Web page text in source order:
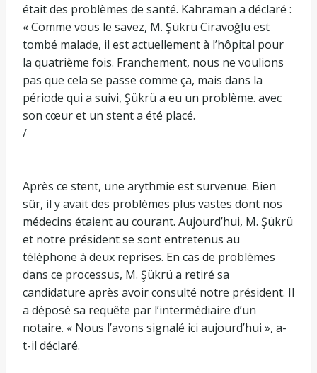
était des problèmes de santé. Kahraman a déclaré :
« Comme vous le savez, M. Şükrü Ciravoğlu est
tombé malade, il est actuellement à l’hôpital pour
la quatrième fois. Franchement, nous ne voulions
pas que cela se passe comme ça, mais dans la
période qui a suivi, Şükrü a eu un problème. avec
son cœur et un stent a été placé.
/
Après ce stent, une arythmie est survenue. Bien
sûr, il y avait des problèmes plus vastes dont nos
médecins étaient au courant. Aujourd’hui, M. Şükrü
et notre président se sont entretenus au
téléphone à deux reprises. En cas de problèmes
dans ce processus, M. Şükrü a retiré sa
candidature après avoir consulté notre président. Il
a déposé sa requête par l’intermédiaire d’un
notaire. « Nous l’avons signalé ici aujourd’hui », a-
t-il déclaré.